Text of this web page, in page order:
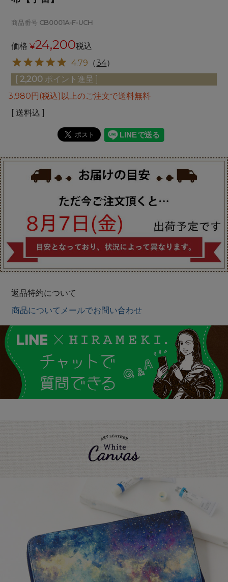
商品番号 CB0001A-F-UCH
価格 ¥24,200税込
4.79 （34）
[ 2,200 ポイント進呈 ]
3,980円(税込)以上のご注文で送料無料
送料込
返品特約について
商品についてメールでお問い合わせ